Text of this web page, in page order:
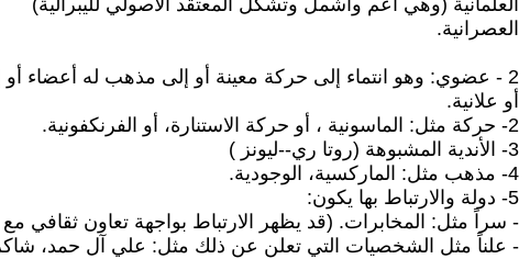
العلمانية (وهي أعم وأشمل وتشكل المعتقد الأصولي لليبرالية)
العصرانية.
2 - عضوي: وهو انتماء إلى حركة معينة أو إلى مذهب له أعضاء أو إلى دولة غربية سراً
أو علانية.
2- حركة مثل: الماسونية ، أو حركة الاستنارة، أو الفرنكفونية.
3- الأندية المشبوهة (روتا ري--ليونز )
4- مذهب مثل: الماركسية، الوجودية.
5- دولة والارتباط بها يكون:
- سراً مثل: المخابرات. (قد يظهر الارتباط بواجهة تعاون ثقافي مع
- علناً مثل الشخصيات التي تعلن عن ذلك مثل: علي آل حمد، شاكر